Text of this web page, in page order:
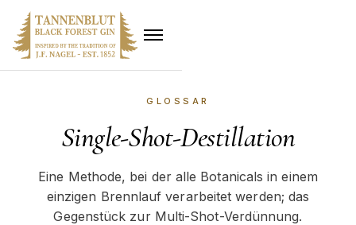
GLOSSAR
Single-Shot-Destillation
Eine Methode, bei der alle Botanicals in einem
einzigen Brennlauf verarbeitet werden; das
Gegenstück zur Multi-Shot-Verdünnung.